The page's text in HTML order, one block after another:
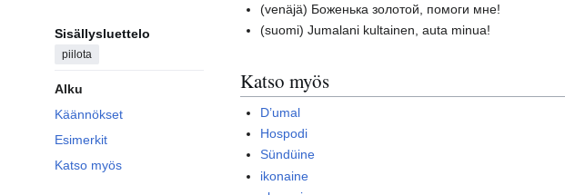
Sisällysluettelo
piilota
Alku
Käännökset
Esimerkit
Katso myös
(venäjä) Боженька золотой, помоги мне!
(suomi)Jumalani kultainen, auta minua!
Katso myös
D’umal
Hospodi
Sündüine
ikonaine